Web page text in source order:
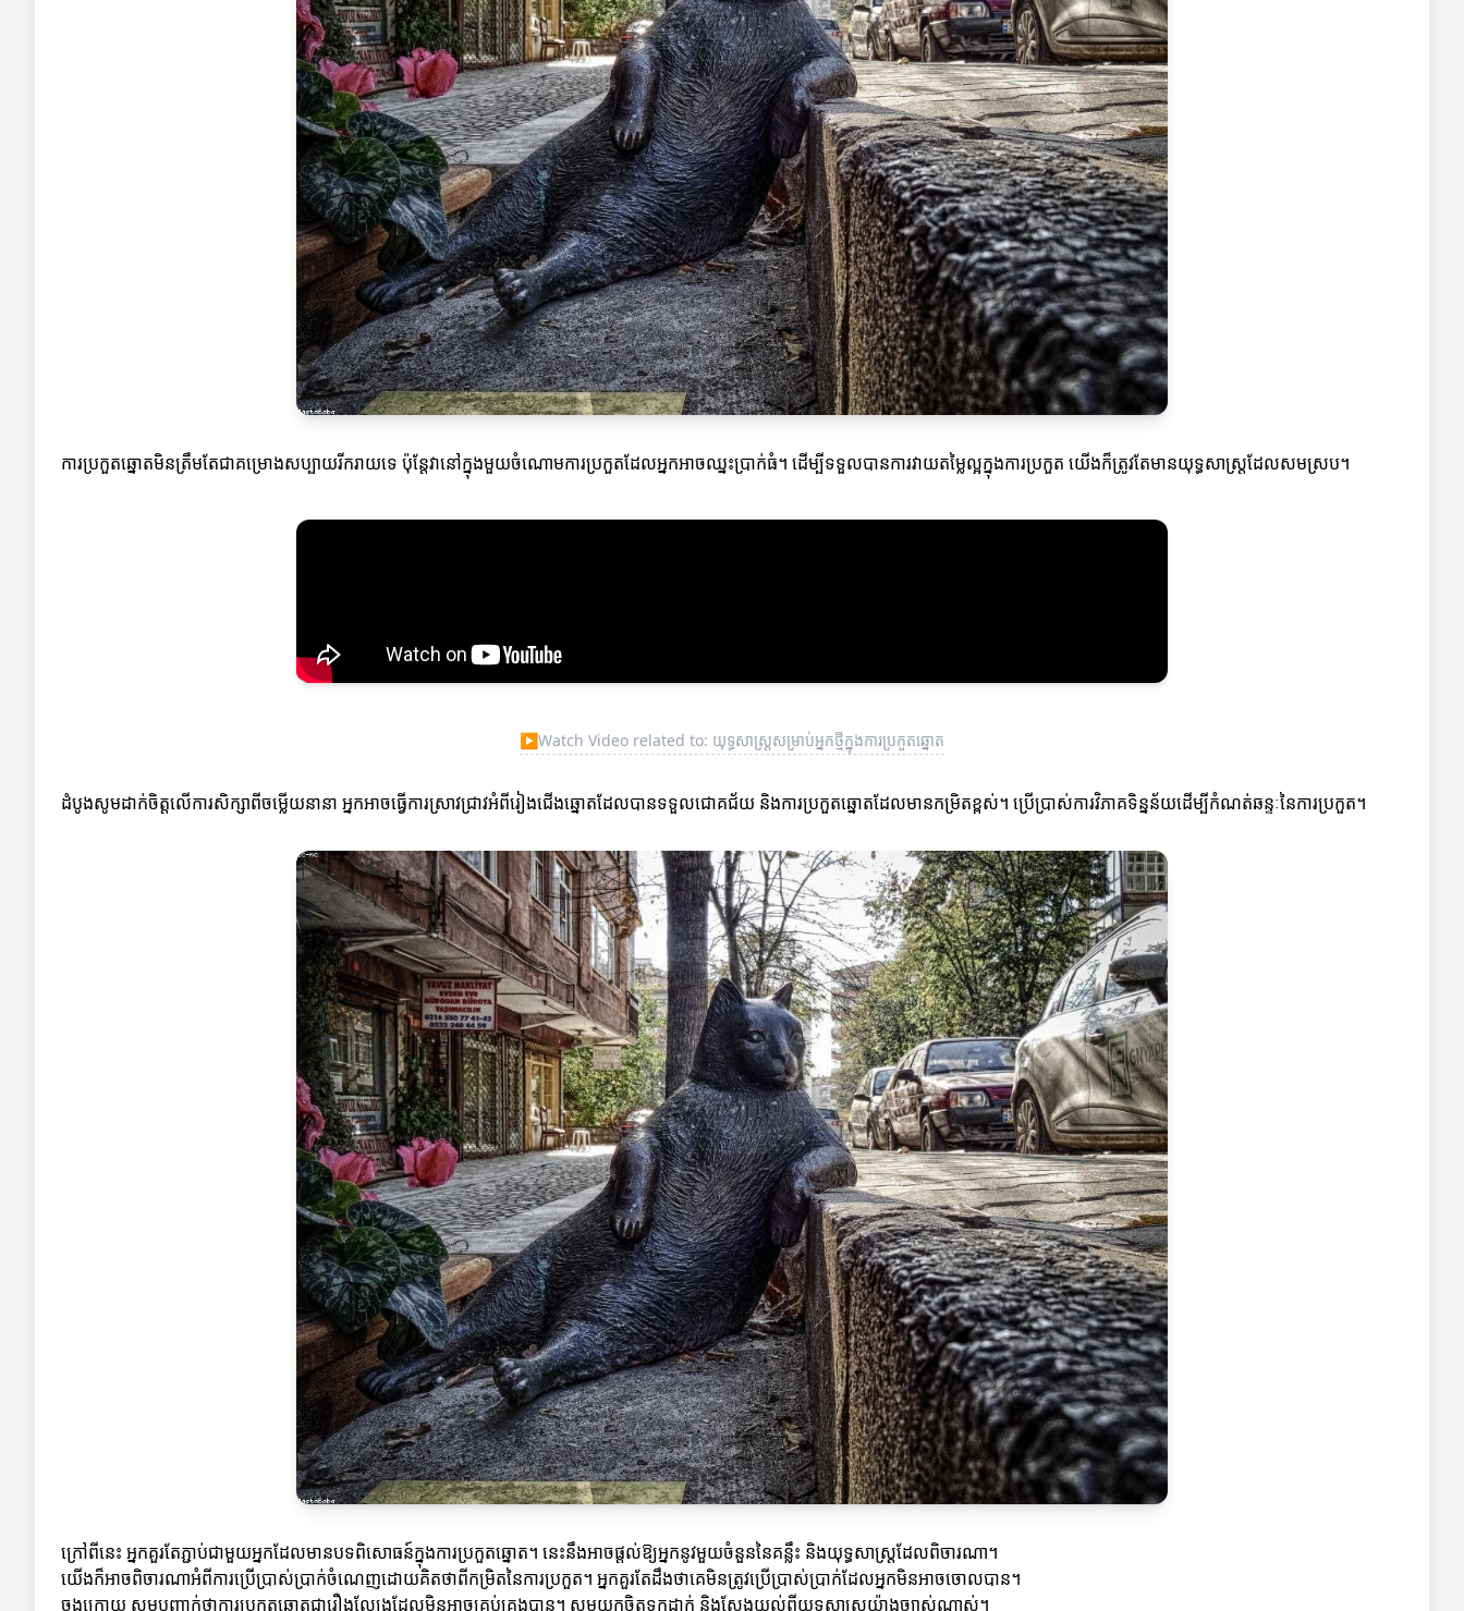
ការប្រកួតឆ្នោតមិនត្រឹមតែជាគម្រោងសប្បាយរីករាយទេ ប៉ុន្តែវានៅក្នុងមួយចំណោមការប្រកួតដែលអ្នកអាចឈ្នះប្រាក់ធំ។ ដើម្បីទទួលបានការវាយតម្លៃល្អក្នុងការប្រកួត យើងក៏ត្រូវតែមានយុទ្ធសាស្ត្រដែលសមស្រប។
▶Watch Video related to: យុទ្ធសាស្ត្រសម្រាប់អ្នកថ្មីក្នុងការប្រកួតឆ្នោត
ដំបូងសូមដាក់ចិត្តលើការសិក្សាពីចម្លើយនានា អ្នកអាចធ្វើការស្រាវជ្រាវអំពីរៀងជើងឆ្នោតដែលបានទទួលជោគជ័យ និងការប្រកួតឆ្នោតដែលមានកម្រិតខ្ពស់។ ប្រើប្រាស់ការវិភាគទិន្នន័យដើម្បីកំណត់ឆន្ទៈនៃការប្រកួត។
ក្រៅពីនេះ អ្នកគួរតែភ្ជាប់ជាមួយអ្នកដែលមានបទពិសោធន៍ក្នុងការប្រកួតឆ្នោត។ នេះនឹងអាចផ្តល់ឱ្យអ្នកនូវមួយចំនួននៃគន្លឹះ និងយុទ្ធសាស្ត្រដែលពិចារណា។
យើងក៏អាចពិចារណាអំពីការប្រើប្រាស់ប្រាក់ចំណេញដោយគិតថាពីកម្រិតនៃការប្រកួត។ អ្នកគួរតែដឹងថាគេមិនត្រូវប្រើប្រាស់ប្រាក់ដែលអ្នកមិនអាចចោលបាន។
ចុងក្រោយ សូមបញ្ជាក់ថាការប្រកួតឆ្នោតជារឿងល្បែងដែលមិនអាចគ្រប់គ្រងបាន។ សូមយកចិត្តទុកដាក់ និងស្វែងយល់ពីយុទ្ធសាស្ត្រយ៉ាងច្បាស់ណាស់។